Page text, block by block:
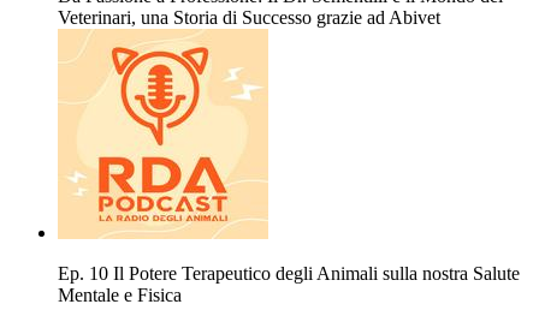
Veterinari, una Storia di Successo grazie ad Abivet
Ep. 10 Il Potere Terapeutico degli Animali sulla nostra Salute
Mentale e Fisica